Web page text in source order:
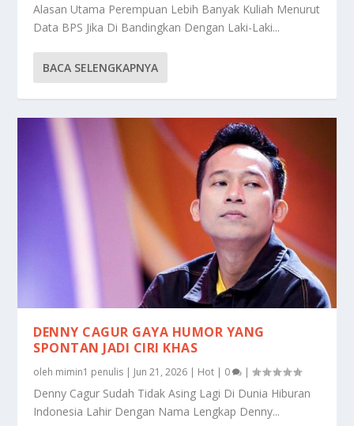
Alasan Utama Perempuan Lebih Banyak Kuliah Menurut
Data BPS Jika Di Bandingkan Dengan Laki-Laki...
BACA SELENGKAPNYA
DENNY CAGUR GAYA HUMOR YANG
SPONTAN JADI CIRI KHAS
oleh mimin1 penulis Jun 21, 2026 Hot 0 |
Denny Cagur Sudah Tidak Asing Lagi Di Dunia Hiburan
Indonesia Lahir Dengan Nama Lengkap Denny...